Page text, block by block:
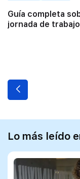
Guía completa
jornada de
Lo más leído